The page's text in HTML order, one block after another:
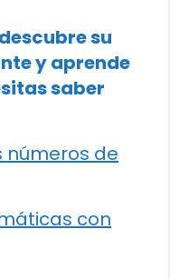
su
y aprende
saber
números de
con